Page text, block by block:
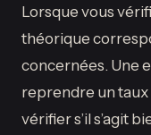
Lorsque vous
théorique
concernées. Une
reprendre un taux
vérifier s’il s’agit